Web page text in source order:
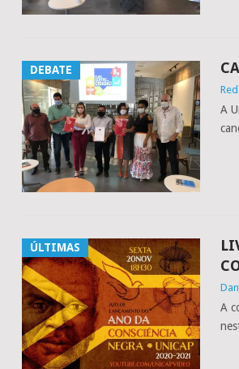
DEBATE
A
ÚLTIMAS
A